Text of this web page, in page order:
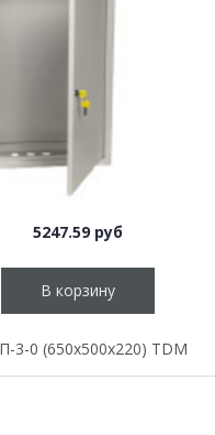
5247.59 руб
В корзину
0 (650х500х220) TDM